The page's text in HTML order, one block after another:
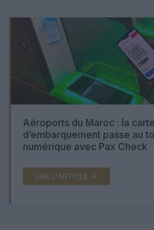
Aéroports du Maroc : la carte
d’embarquement passe au
numérique avec Pax Check
LIRE L'ARTICLE